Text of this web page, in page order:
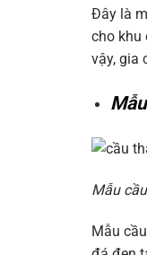
Đây là
cho khu
vậy, gia
Mẫu
Mẫu